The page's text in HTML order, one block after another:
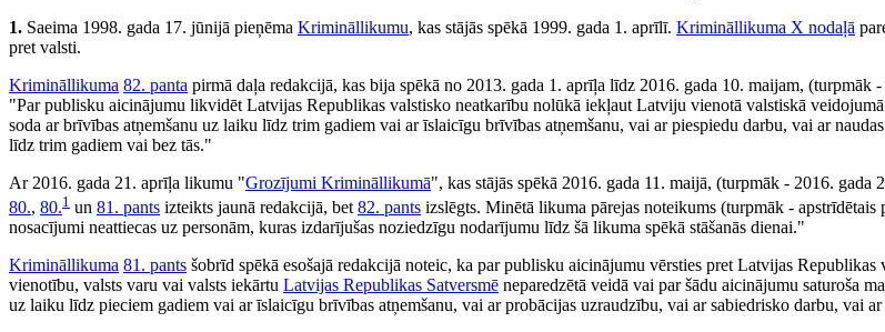
1. Saeima 1998. gada 17. jūnijā pieņēma Krimināllikumu, kas stājās spēkā 1999. gada 1. aprīlī. Krimināllikuma X nodaļā
pret valsti.
Krimināllikuma 82. panta pirmā daļa redakcijā, kas bija spēkā no 2013. gada 1. aprīļa līdz 2016. gada 10. maijam, (turpmāk -
"Par publisku aicinājumu likvidēt Latvijas Republikas valstisko neatkarību nolūkā iekļaut Latviju vienotā valstiskā
soda ar brīvības atņemšanu uz laiku līdz trim gadiem vai ar īslaicīgu brīvības atņemšanu, vai ar piespiedu darbu, vai ar
līdz trim gadiem vai bez tās."
Ar 2016. gada 21. aprīļa likumu "Grozījumi Krimināllikumā", kas stājās spēkā 2016. gada 11. maijā, (turpmāk - 2016. gada
80., 80.1 un 81. pants izteikts jaunā redakcijā, bet 82. pants izslēgts. Minētā likuma pārejas noteikums (turpmāk - apstrīdētais
nosacījumi neattiecas uz personām, kuras izdarījušas noziedzīgu nodarījumu līdz šā likuma spēkā stāšanās dienai."
Krimināllikuma 81. pants šobrīd spēkā esošajā redakcijā noteic, ka par publisku aicinājumu vērsties pret Latvijas
vienotību, valsts varu vai valsts iekārtu Latvijas Republikas Satversmē neparedzētā veidā vai par šādu aicinājumu saturoša
uz laiku līdz pieciem gadiem vai ar īslaicīgu brīvības atņemšanu, vai ar probācijas uzraudzību, vai ar sabiedrisko darbu, vai ar